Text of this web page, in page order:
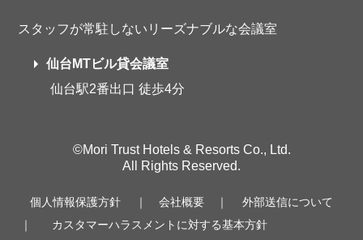
スタッフが常駐しないリーズナブルな会議室
仙台MTビル貸会議室
仙台駅2番出口 徒歩4分
©Mori Trust Hotels & Resorts Co., Ltd.
All Rights Reserved.
個人情報保護方針 ｜ 会社概要 ｜
外部送信について
｜
カスタマーハラスメントに対する基本方針